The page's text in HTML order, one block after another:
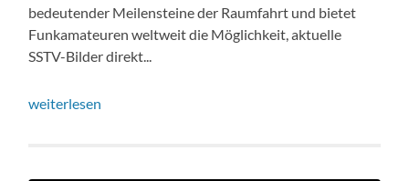
bedeutender Meilensteine der Raumfahrt und bietet
Funkamateuren weltweit die Möglichkeit, aktuelle
SSTV-Bilder direkt...
weiterlesen